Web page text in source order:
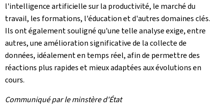
l'intelligence artificielle sur la productivité, le marché du
travail, les formations, l'éducation et d'autres domaines clés.
Ils ont également souligné qu'une telle analyse exige, entre
autres, une amélioration significative de la collecte de
données, idéalement en temps réel, afin de permettre des
réactions plus rapides et mieux adaptées aux évolutions en
cours.
Communiqué par le minstère d'État